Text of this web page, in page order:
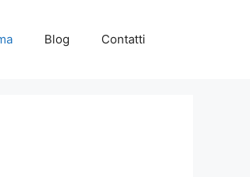
Blog Contatti